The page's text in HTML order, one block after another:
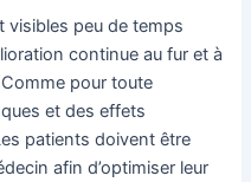
visibles peu de temps
continue au fur et à
pour toute
et des effets
patients doivent être
afin d’optimiser leur